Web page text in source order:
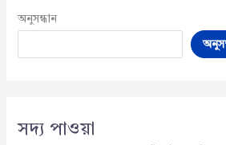
অনুসন্ধান
সদ্য পাওয়া